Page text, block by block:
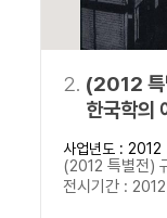
약용
“정조”가 나온
료를 검색
있습니다.
2. (2012 특
한국학의
사업년도 : 2012
(2012 특별전)
전시기간 :